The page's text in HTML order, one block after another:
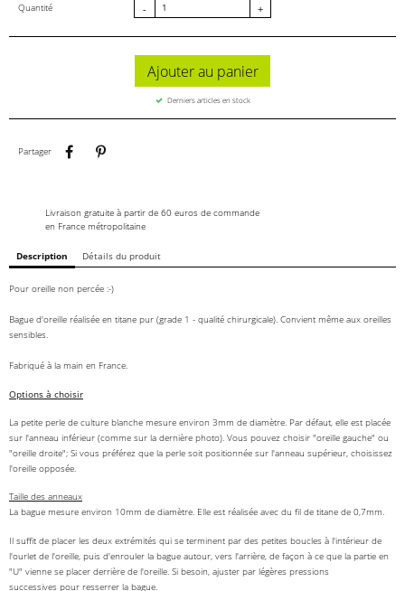
Quantité - +
Ajouter au panier
Derniers articles en stock
Partager
Partager
Livraison gratuite à partir de 60 euros de commande
en France métropolitaine
Description Détails du produit
Pour oreille non percée :-)
Bague d'oreille réalisée en titane pur (grade 1 - qualité chirurgicale). Convient même aux oreilles
sensibles.
Fabriqué à la main en France.
Options à choisir
La petite perle de culture blanche mesure environ 3mm de diamètre. Par défaut, elle est placée
sur l'anneau inférieur (comme sur la dernière photo). Vous pouvez choisir "oreille gauche" ou
"oreille droite"; Si vous préférez que la perle soit positionnée sur l'anneau supérieur, choisissez
l'oreille opposée.
Taille des anneaux
La bague mesure environ 10mm de diamètre. Elle est réalisée avec du fil de titane de 0,7mm.
Il suffit de placer les deux extrémités qui se terminent par des petites boucles à l'intérieur de
l'ourlet de l'oreille, puis d'enrouler la bague autour, vers l'arrière, de façon à ce que la partie en
"U" vienne se placer derrière de l'oreille. Si besoin, ajuster par légères pressions
successives pour resserrer la bague.